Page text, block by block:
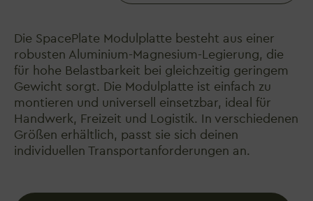
Die SpacePlate Modulplatte besteht aus einer
robusten Aluminium-Magnesium-Legierung, die
für hohe Belastbarkeit bei gleichzeitig geringem
Gewicht sorgt. Die Modulplatte ist einfach zu
montieren und universell einsetzbar, ideal für
Handwerk, Freizeit und Logistik. In verschiedenen
Größen erhältlich, passt sie sich deinen
individuellen Transportanforderungen an.